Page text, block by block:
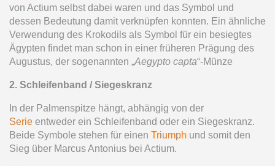
von Actium selbst dabei waren und das Symbol und
dessen Bedeutung damit verknüpfen konnten. Ein ähnliche
Verwendung des Krokodils als Symbol für ein besiegtes
Ägypten findet man schon in einer früheren Prägung des
Augustus, der sogenannten „Aegypto capta“-Münze
2. Schleifenband / Siegeskranz
In der Palmenspitze hängt, abhängig von der
Serie entweder ein Schleifenband oder ein Siegeskranz.
Beide Symbole stehen für einen Triumph und somit den
Sieg über Marcus Antonius bei Actium.